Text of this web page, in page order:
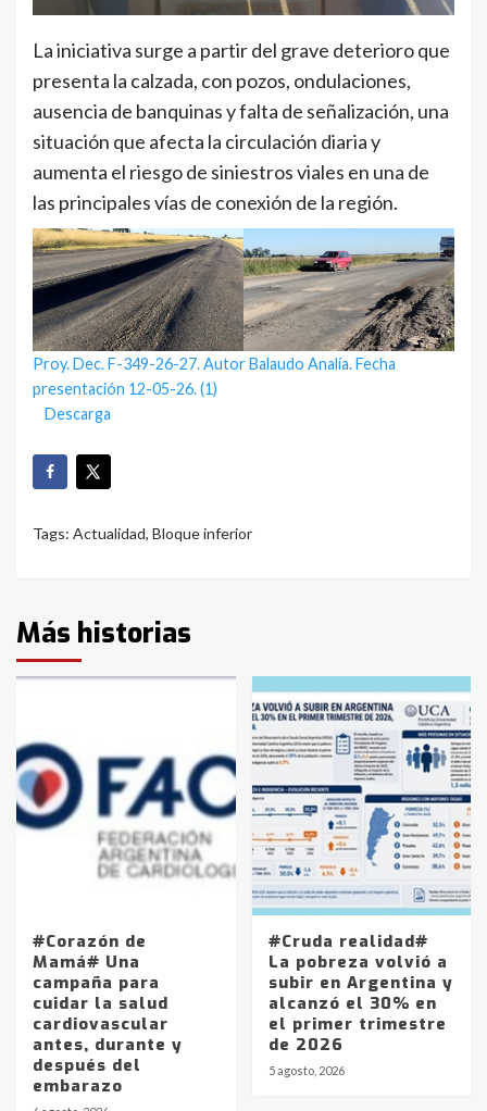
La iniciativa surge a partir del grave deterioro que
presenta la calzada, con pozos, ondulaciones,
ausencia de banquinas y falta de señalización, una
situación que afecta la circulación diaria y
aumenta el riesgo de siniestros viales en una de
las principales vías de conexión de la región.
Proy. Dec. F-349-26-27. Autor Balaudo Analía. Fecha
presentación 12-05-26. (1)
Descarga
Tags: Actualidad, Bloque inferior
Más historias
#Corazón de
Mamá# Una
campaña para
cuidar la salud
cardiovascular
antes, durante y
después del
embarazo
#Cruda realidad#
La pobreza volvió a
subir en Argentina y
alcanzó el 30% en
el primer trimestre
de 2026
5 agosto, 2026